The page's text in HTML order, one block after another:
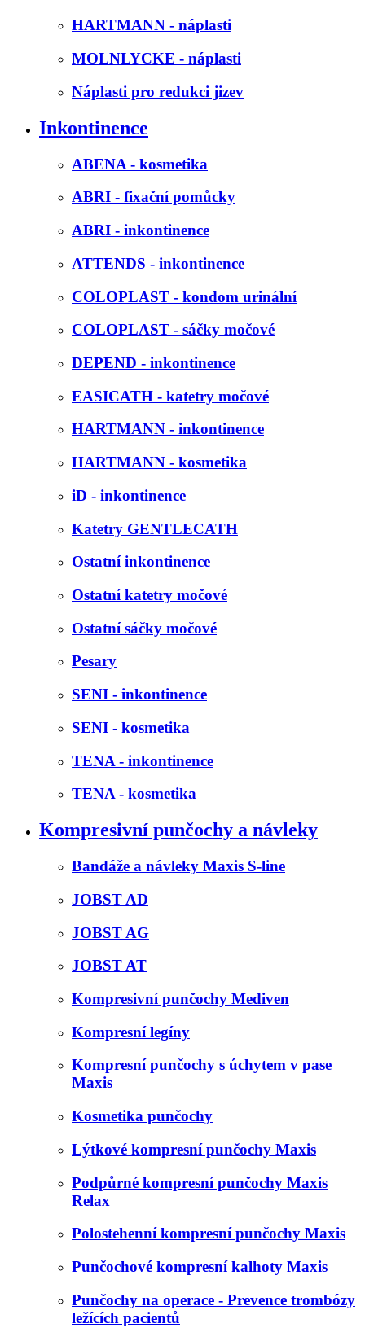
HARTMANN - náplasti
MOLNLYCKE - náplasti
Náplasti pro redukci jizev
Inkontinence
ABENA - kosmetika
ABRI - fixační pomůcky
ABRI - inkontinence
ATTENDS - inkontinence
COLOPLAST - kondom urinální
COLOPLAST - sáčky močové
DEPEND - inkontinence
EASICATH - katetry močové
HARTMANN - inkontinence
HARTMANN - kosmetika
iD - inkontinence
Katetry GENTLECATH
Ostatní inkontinence
Ostatní katetry močové
Ostatní sáčky močové
Pesary
SENI - inkontinence
SENI - kosmetika
TENA - inkontinence
TENA - kosmetika
Kompresivní punčochy a návleky
Bandáže a návleky Maxis S-line
JOBST AD
JOBST AG
JOBST AT
Kompresivní punčochy Mediven
Kompresní legíny
Kompresní punčochy s úchytem v pase
Maxis
Kosmetika punčochy
Lýtkové kompresní punčochy Maxis
Podpůrné kompresní punčochy Maxis
Relax
Polostehenní kompresní punčochy Maxis
Punčochové kompresní kalhoty Maxis
Punčochy na operace - Prevence trombózy
ležících pacientů